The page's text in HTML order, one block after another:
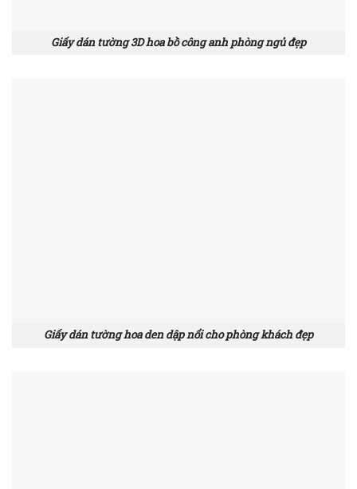
Giấy dán tường 3D hoa bồ công anh phòng ngủ đẹp
Giấy dán tường hoa den dập nổi cho phòng khách đẹp